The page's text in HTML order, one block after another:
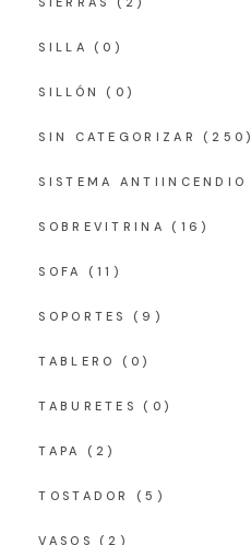
SILLA (0)
SILLÓN (0)
SIN CATEGORIZAR (250)
SISTEMA ANTIINCENDIO
SOBREVITRINA (16)
SOFA (11)
SOPORTES (9)
TABLERO (0)
TABURETES (0)
TAPA (2)
TOSTADOR (5)
VASOS (2)